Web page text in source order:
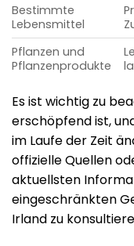
Bestimmte
Lebensmittel
Pflanzen und
Pflanzenprodukte
Es ist wichtig zu
erschöpfend ist,
im Laufe der Zeit
offizielle Quellen
aktuellsten
eingeschränkten
Irland zu